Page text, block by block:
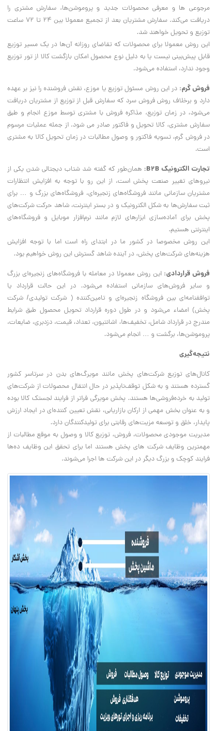
مرجوعی ها و معرفی محصولات جدید و پروموشن‌ها، سفارش مشتری را
دریافت می‌کند. سفارش مشتریان بعد از تجمیع معمولا بین 24 تا 72 ساعت
توزیع و تحویل خواهند شد.
این روش معمولا برای محصولات که تقاضای روزانه آن‌ها در یک مسیر توزیع
قابل پیش‌بینی نیست یا به دلیل نوع محصول امکان بازگشت کالا از تور توزیع
وجود ندارد، استفاده می‌شود.
فروش گرم: در این روش مسئول توزیع یا موزع، نقش فروشنده را نیز بر عهده
دارد و برخلاف روش فروش سرد که سفارش قبل از توزیع از مشتریان دریافت
می‌شود، در زمان توزیع، مذاکره فروش با مشتری توسط موزع انجام و طبق
سفارش مشتری، کالا تحویل و فاکتور صادر می شود. از جمله عملیات مرسوم
در فروش گرم، تسویه فاکتور و وصول مطالبات در زمان تحویل کالا به مشتری
است.
تجارت الکترونیک B2B:
همان‌طور که گفته شد شتاب دیجتالی شدن یکی از
نیروهای تغییر صنعت پخش است، از این رو با توجه به افزایش انتظارات
مشتریان سازمانی مانند فروشگاه‌های زنجیره‌ای، فروشگاه‌های بزرگ و … برای
ثبت سفارش‌ها به شکل الکترونیک و در بستر اینترنت، شاهد حرکت شرکت‌های
پخش برای آماده‌سازی ابزارهای لازم مانند نرم‌افزار موبایل و فروشگاه‌های
اینترنتی هستیم.
این روش مخصوصا در کشور ما در ابتدای راه است اما با توجه افزایش
هزینه‌های شرکت‌های پخش، در آینده شاهد گسترش این روش خواهیم بود.
فروش قراردادی: این روش معمولا در معامله با فروشگاه‌های زنجیره‌ای بزرگ
و سایر فروش‌های سازمانی استفاده می‌شود. در این حالت قرارداد یا
توافقنامه‌ای بین فروشگاه زنجیره‌ای و تامین‌کننده ( شرکت تولیدی/ شرکت
پخش) امضاء می‌شود و در طول دوره قرارداد تحویل محصول طبق شرایط
مندرج در قرارداد شامل، تخفیف‌ها، اشانتیون، تعداد، قیمت، دزدبری، ضایعات،
پروموشن‌ها، برگشت و … انجام می‌شود.
نتیجه‌گیری
کانال‌های توزیع شرکت‌های پخش مانند مویرگ‌های بدن در سرتاسر کشور
گسترده هستند و به شکل توقف‌ناپذیر در حال انتقال محصولات از شرکت‌های
تولید به خرده‌فروشی‌ها هستند. پخش مویرگی فراتر از فرایند لجستک کالا بوده
و به عنوان بخش مهمی از ارکان بازاریابی، نقش تعیین کننده‌ای در ایجاد ارزش
پایدار، خلق و توسعه مزیت‌های رقابتی برای تولیدکنندگان دارد.
مدیریت موجودی محصولات، فروش، توزیع کالا و وصول به موقع مطالبات از
مهمترین وظایف شرکت های پخش هستند اما برای تحقق این وظایف ده‌ها
فرایند کوچک و بزرگ دیگر در این شرکت ها اجرا می‌شوند.